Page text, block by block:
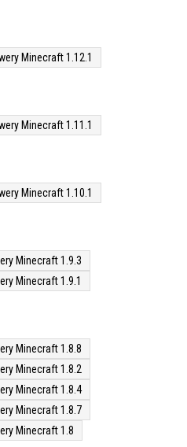
Minecraft 1.12.1
Minecraft 1.11.1
Minecraft 1.10.1
Minecraft 1.9.3
Minecraft 1.9.1
Minecraft 1.8.8
Minecraft 1.8.2
Minecraft 1.8.4
Minecraft 1.8.7
Minecraft 1.8